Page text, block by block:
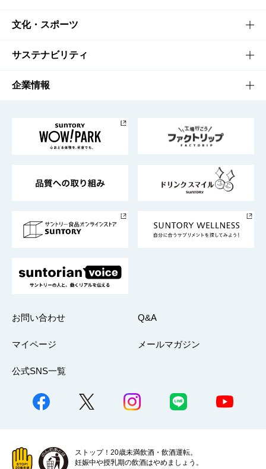
商品一覧
商品発売情報
栄養成分一覧
知る・楽しむTOP
キャンペーン
工場見学
地域情報
文化・スポーツ
文化・スポーツTOP
サントリーホール
サントリーサンバーズ大阪
サステナビリティ
サステナビリティTOP
サントリーが考えるサステナビリティ経営
企業情報
企業概要
採用情報
お問い合わせ Q&A
マイページ メールマガジン
公式SNS一覧
ストップ！20歳未満飲酒・飲酒運転。
妊娠中や授乳期の飲酒はやめましょう。